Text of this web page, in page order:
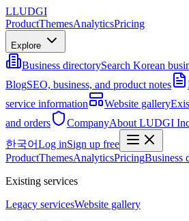
LLUDGI
ProductThemesAnalyticsPricing
Explore
Business directorySearch Korean
BlogSEO, business, and product notes
service information
Website gallery
and orders
CompanyAbout LUDGI
한국어Log inSign up free
ProductThemesAnalyticsPricingBusiness
Existing services
Legacy servicesWebsite gallery